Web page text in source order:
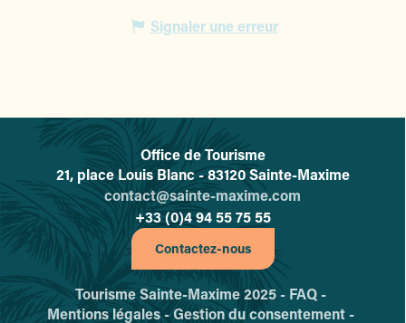
Signaler une erreur
L'office de tourisme de Sainte-
Office de Tourisme
21, place Louis Blanc - 83120 Sainte-Maxime
contact@sainte-maxime.com
+33 (0)4 94 55 75 55
Contactez-nous
Tourisme Sainte-Maxime 2025 - FAQ -
Mentions légales -Gestion du consentement -